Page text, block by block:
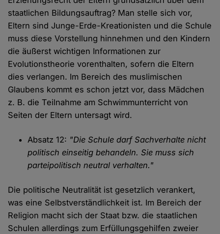
staatlichen Bildungsauftrag? Man stelle sich vor,
Eltern sind Junge-Erde-Kreationisten und die Schule
muss diese Vorstellung hinnehmen und den Kindern
die äußerst wichtigen Informationen zur
Evolutionstheorie vorenthalten, sofern die Eltern
dies verlangen. Im Bereich des muslimischen
Glaubens kommt es schon jetzt vor, dass Mädchen
z. B. die Teilnahme am Schwimmunterricht von
Seiten der Eltern untersagt wird.
Absatz 12: "Die Schule darf Sachverhalte nicht
politisch einseitig behandeln. Sie muss sich
parteipolitisch neutral verhalten."
Die politische Neutralität ist gesetzlich verankert,
was eine Selbstverständlichkeit ist. Im Bereich der
Religion macht sich der Staat bzw. die staatlichen
Schulen allerdings zum Erfüllungsgehilfen zweier